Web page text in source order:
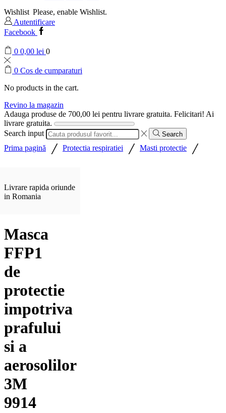
Wishlist Please, enable Wishlist.
Autentificare
Facebook
0 0,00 lei 0
0 Cos de cumparaturi
No products in the cart.
Revino la magazin
Adauga produse de 700,00 lei pentru livrare gratuita. Felicitari! Ai
livrare gratuita.
Search input
Search
Prima pagină / Protectia respiratiei / Masti protectie /
Livrare rapida oriunde
in Romania
Masca
FFP1
de
protectie
impotriva
prafului
si a
aerosolilor
3M
9914